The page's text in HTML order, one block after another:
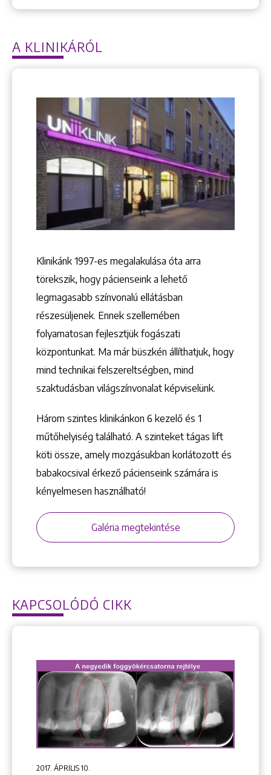
+36 1 222 7250
+36 1 222 9150
1148 Budapest, Örs vezér tere 2.
Keresés
A KLINIKÁRÓL
Klinikánk 1997-­es megalakulása óta arra
törekszik, hogy pácienseink a lehető
legmagasabb színvonalú ellátásban
részesüljenek. Ennek szellemében
folyamatosan fejlesztjük fogászati
központunkat. Ma már büszkén állíthatjuk, hogy
mind technikai felszereltségben, mind
szaktudásban világszínvonalat képviselünk.
Három szintes klinikánkon 6 kezelő ­és 1
műtőhelyiség található. A szinteket tágas lift
köti össze, amely mozgásukban korlátozott és
babakocsival érkező pácienseink számára is
kényelmesen használható!
Galéria megtekintése
KAPCSOLÓDÓ CIKK
2017. ÁPRILIS 10.